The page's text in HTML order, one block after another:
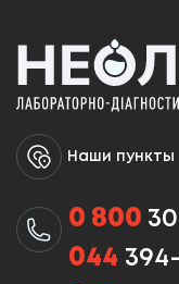
Наши пункты
0 800
044